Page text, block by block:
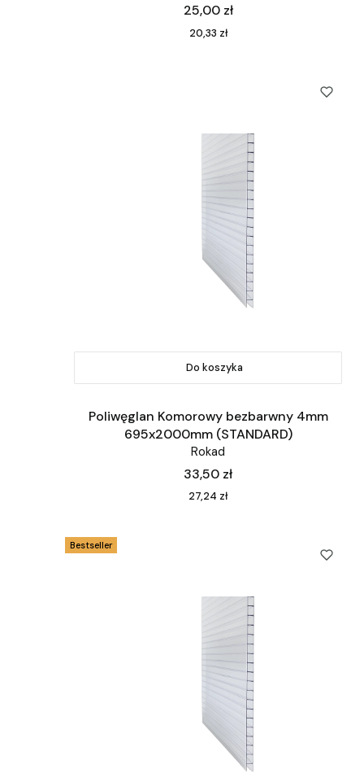
Cena
25,00 zł
Cena
20,33 zł
Do koszyka
Poliwęglan Komorowy bezbarwny 4mm
695x2000mm (STANDARD)
Rokad
Cena
33,50 zł
Cena
27,24 zł
Bestseller